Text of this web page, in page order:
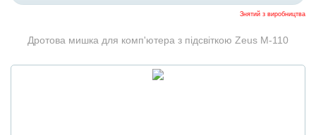
Знятий з виробництва
Дротова мишка для комп'ютера з підсвіткою Zeus M-110